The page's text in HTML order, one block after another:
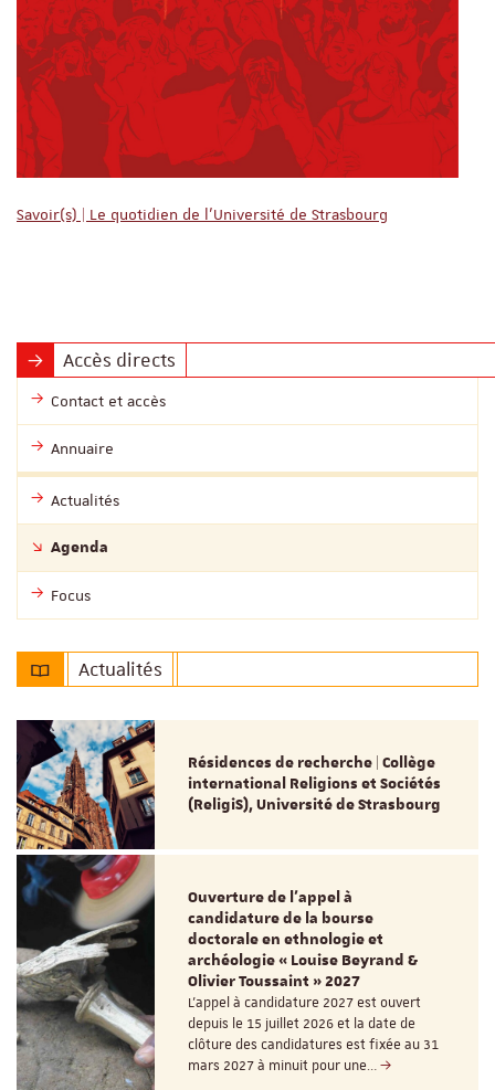
Savoir(s) | Le quotidien de l'Université de Strasbourg
Accès directs
Contact et accès
Annuaire
Actualités
Agenda
Focus
Actualités
Résidences de recherche | Collège
international Religions et Sociétés
(ReligiS), Université de Strasbourg
Ouverture de l'appel à
candidature de la bourse
doctorale en ethnologie et
archéologie « Louise Beyrand &
Olivier Toussaint » 2027
L’appel à candidature 2027 est ouvert
depuis le 15 juillet 2026 et la date de
clôture des candidatures est fixée au 31
mars 2027 à minuit pour une…